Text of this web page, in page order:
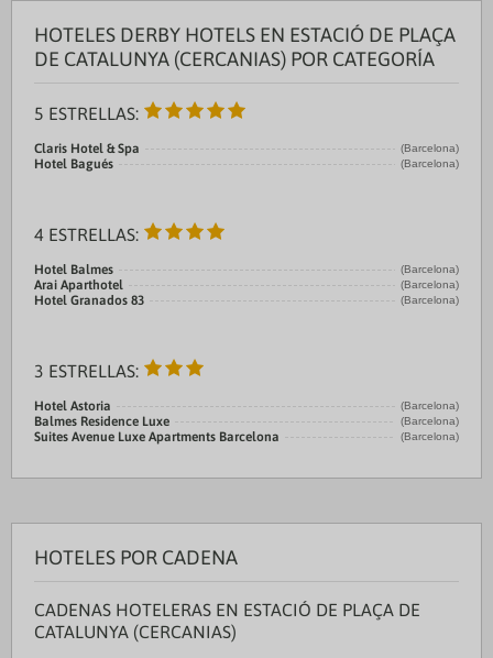
HOTELES DERBY HOTELS EN ESTACIÓ DE PLAÇA
DE CATALUNYA (CERCANIAS) POR CATEGORÍA
5 ESTRELLAS:
Claris Hotel & Spa (Barcelona)
Hotel Bagués (Barcelona)
4 ESTRELLAS:
Hotel Balmes (Barcelona)
Arai Aparthotel (Barcelona)
Hotel Granados 83 (Barcelona)
3 ESTRELLAS:
Hotel Astoria (Barcelona)
Balmes Residence Luxe (Barcelona)
Suites Avenue Luxe Apartments Barcelona (Barcelona)
HOTELES POR CADENA
CADENAS HOTELERAS EN ESTACIÓ DE PLAÇA DE
CATALUNYA (CERCANIAS)